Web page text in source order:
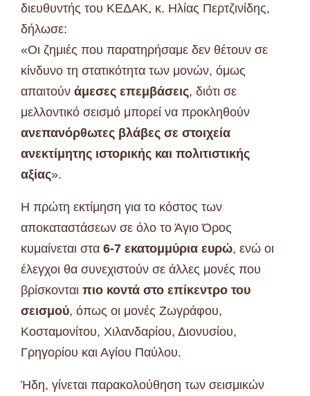
διευθυντής του ΚΕΔΑΚ, κ. Ηλίας Περτζινίδης,
δήλωσε:
«Οι ζημιές που παρατηρήσαμε δεν θέτουν σε
κίνδυνο τη στατικότητα των μονών, όμως
απαιτούν άμεσες επεμβάσεις, διότι σε
μελλοντικό σεισμό μπορεί να προκληθούν
ανεπανόρθωτες βλάβες σε στοιχεία
ανεκτίμητης ιστορικής και πολιτιστικής
αξίας».
Η πρώτη εκτίμηση για το κόστος των
αποκαταστάσεων σε όλο το Άγιο Όρος
κυμαίνεται στα 6-7 εκατομμύρια ευρώ, ενώ οι
έλεγχοι θα συνεχιστούν σε άλλες μονές που
βρίσκονται πιο κοντά στο επίκεντρο του
σεισμού, όπως οι μονές Ζωγράφου,
Κοσταμονίτου, Χιλανδαρίου, Διονυσίου,
Γρηγορίου και Αγίου Παύλου.
Ήδη, γίνεται παρακολούθηση των σεισμικών